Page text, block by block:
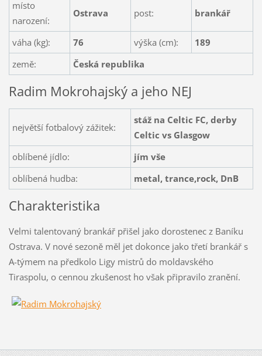
místo
narození:
Ostrava post: brankář
váha (kg): 76 výška (cm):
189
země:
Česká republika
Radim Mokrohajský a jeho NEJ
největší fotbalový zážitek:
stáž na Celtic FC, derby
Celtic vs Glasgow
oblíbené jídlo:
jím vše
oblíbená hudba:
metal, trance,rock, DnB
Charakteristika
Velmi talentovaný brankář přišel jako dorostenec z Baníku
Ostrava. V nové sezoně měl jet dokonce jako třetí brankář s
A-týmem na předkolo Ligy mistrů do moldavského
Tiraspolu, o cennou zkušenost ho však připravilo zranění.